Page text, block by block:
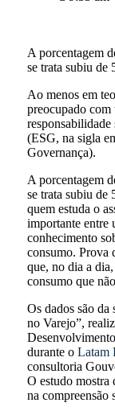
A porcentagem
se trata subiu de
Ao menos em
preocupado com
responsabilidade
(ESG, na sigla
Governança).
A porcentagem
se trata subiu de
quem estuda o
importante entre
conhecimento
consumo. Prova
que, no dia a
consumo que
Os dados são da
no Varejo”,
durante o Latam
consultoria
O estudo mostra
na compreensão